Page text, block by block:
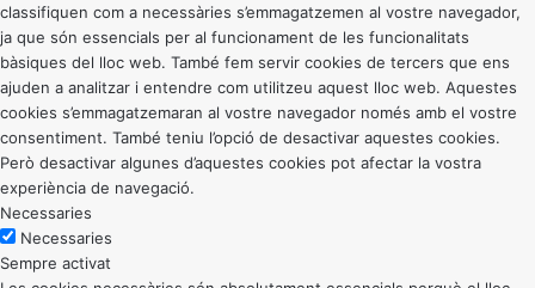
classifiquen com a necessàries s’emmagatzemen al vostre navegador,
ja que són essencials per al funcionament de les funcionalitats
bàsiques del lloc web. També fem servir cookies de tercers que ens
ajuden a analitzar i entendre com utilitzeu aquest lloc web. Aquestes
cookies s’emmagatzemaran al vostre navegador només amb el vostre
consentiment. També teniu l’opció de desactivar aquestes cookies.
Però desactivar algunes d’aquestes cookies pot afectar la vostra
experiència de navegació.
Necessaries
Necessaries
Sempre activat